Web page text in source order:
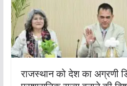
राजस्थान को देश का अग्रणी